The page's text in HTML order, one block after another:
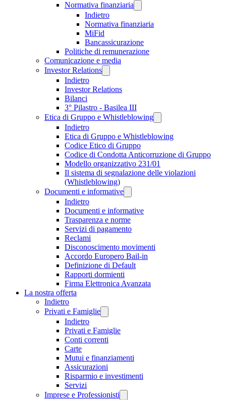
Normativa finanziaria
Indietro
Normativa finanziaria
MiFid
Bancassicurazione
Politiche di remunerazione
Comunicazione e media
Investor Relations
Indietro
Investor Relations
Bilanci
3° Pilastro - Basilea III
Etica di Gruppo e Whistleblowing
Indietro
Etica di Gruppo e Whistleblowing
Codice Etico di Gruppo
Codice di Condotta Anticorruzione di Gruppo
Modello organizzativo 231/01
Il sistema di segnalazione delle violazioni
(Whistleblowing)
Documenti e informative
Indietro
Documenti e informative
Trasparenza e norme
Servizi di pagamento
Reclami
Disconoscimento movimenti
Accordo Europero Bail-in
Definizione di Default
Rapporti dormienti
Firma Elettronica Avanzata
La nostra offerta
Indietro
Privati e Famiglie
Indietro
Privati e Famiglie
Conti correnti
Carte
Mutui e finanziamenti
Assicurazioni
Risparmio e investimenti
Servizi
Imprese e Professionisti